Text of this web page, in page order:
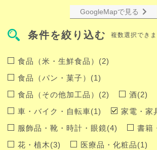
GoogleMapで見る
条件を絞り込む 複数選択できま
食品（米・生鮮食品）(2)
食品（パン・菓子）(1)
食品（その他加工品）(2)
酒(2)
車・バイク・自転車(1)
家電・家
服飾品・靴・時計・眼鏡(4)
書籍
花・植木(3)
医療品・化粧品(1)